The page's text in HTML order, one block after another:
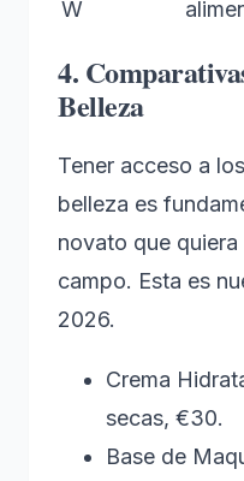
W
4.
Belleza
Tener acceso a
belleza es
novato que
campo. Esta es
2026.
Crema
secas, €30.
Base de